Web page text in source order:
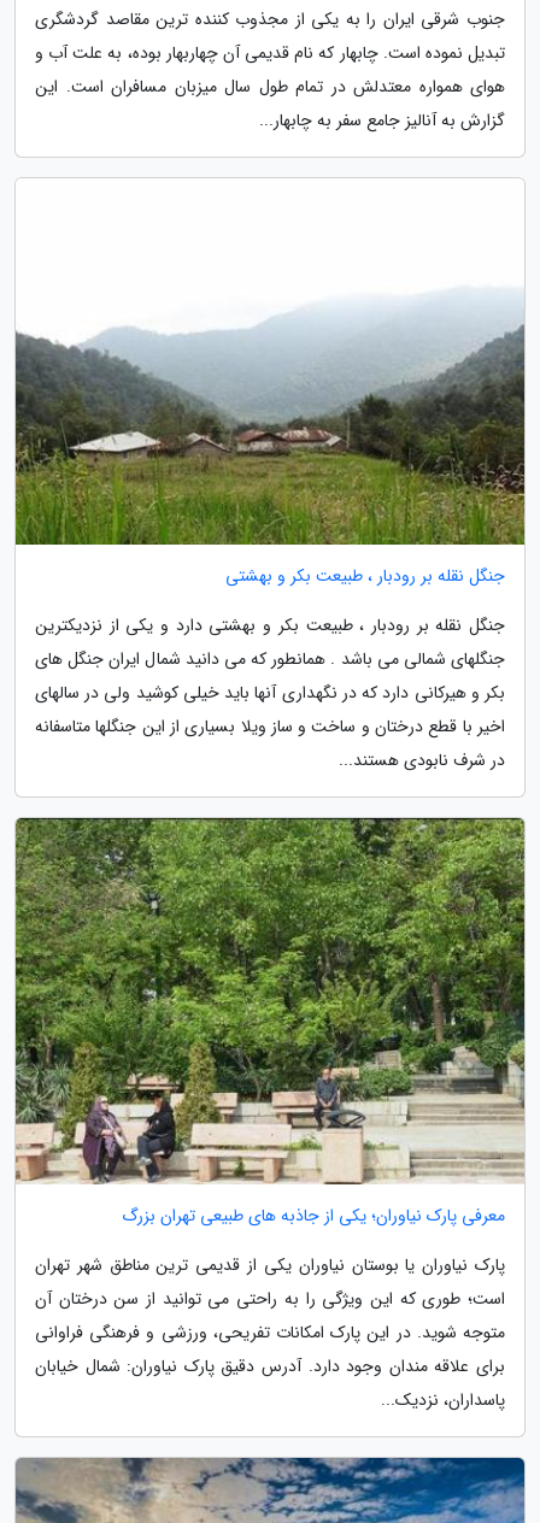
جنوب شرقی ایران را به یکی از مجذوب کننده ترین مقاصد گردشگری
تبدیل نموده است. چابهار که نام قدیمی آن چهاربهار بوده، به علت آب و
هوای همواره معتدلش در تمام طول سال میزبان مسافران است. این
گزارش به آنالیز جامع سفر به چابهار...
جنگل نقله بر رودبار ، طبیعت بکر و بهشتی
جنگل نقله بر رودبار ، طبیعت بکر و بهشتی دارد و یکی از نزدیکترین
جنگلهای شمالی می باشد . همانطور که می دانید شمال ایران جنگل های
بکر و هیرکانی دارد که در نگهداری آنها باید خیلی کوشید ولی در سالهای
اخیر با قطع درختان و ساخت و ساز ویلا بسیاری از این جنگلها متاسفانه
در شرف نابودی هستند...
معرفی پارک نیاوران؛ یکی از جاذبه های طبیعی تهران بزرگ
پارک نیاوران یا بوستان نیاوران یکی از قدیمی ترین مناطق شهر تهران
است؛ طوری که این ویژگی را به راحتی می توانید از سن درختان آن
متوجه شوید. در این پارک امکانات تفریحی، ورزشی و فرهنگی فراوانی
برای علاقه مندان وجود دارد. آدرس دقیق پارک نیاوران: شمال خیابان
پاسداران، نزدیک...